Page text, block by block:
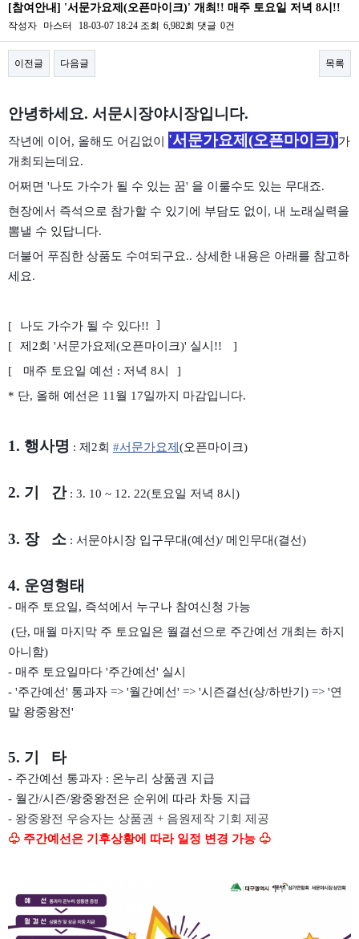
[참여안내] '서문가요제(오픈마이크)' 개최!! 매주 토요일 저녁 8시!!
작성자 마스터 18-03-07 18:24 조회 6,982회 댓글 0건
이전글 다음글 목록
안녕하세요. 서문시장야시장입니다.
작년에 이어, 올해도 어김없이 '서문가요제(오픈마이크)'가
개최되는데요.
어쩌면 '나도 가수가 될 수 있는 꿈' 을 이룰수도 있는 무대죠.
현장에서 즉석으로 참가할 수 있기에 부담도 없이, 내 노래실력을
뽐낼 수 있답니다.
더불어 푸짐한 상품도 수여되구요.. 상세한 내용은 아래를 참고하
세요.
[ 나도 가수가 될 수 있다!!
]
[
제2회 '서문가요제(오픈마이크)' 실시!!
]
[
매주 토요일 예선 : 저녁 8시
]
* 단, 올해 예선은 11월 17일까지 마감입니다.
1. 행사명 : 제2회 #서문가요제 (오픈마이크)
2. 기 간: 3. 10 ~ 12. 22(토요일 저녁 8시)
3. 장 소 : 서문야시장 입구무대(예선)/ 메인무대(결선)
4. 운영형태
- 매주 토요일, 즉석에서 누구나 참여신청 가능
(단, 매월 마지막 주 토요일은 월결선으로 주간예선 개최는 하지
아니함)​
- 매주 토요일마다 '주간예선' 실시
- '주간예선' 통과자 => '월간예선' => '시즌결선(상/하반기) => '연
말 왕중왕전'
5. 기 타
- 주간예선 통과자 : 온누리 상품권 지급
- 월간/시즌/왕중왕전은 순위에 따라 차등 지급
- 왕중왕전 우승자는 상품권 + 음원제작 기회 제공
♧ 주간예선은 기후상황에 따라 일정 변경 가능 ♧